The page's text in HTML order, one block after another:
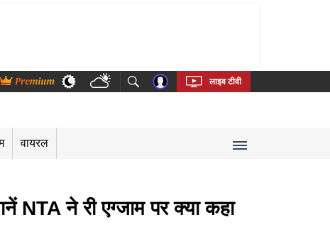
Bengali Telugu Tamil Kannada Malayalam
लाइव टीवी
वायरल
NTA ने री एग्जाम पर क्या कहा